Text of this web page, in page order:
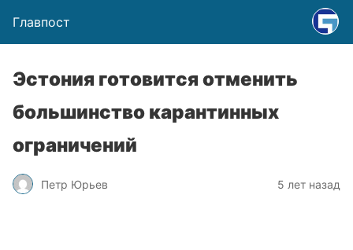
Главпост
Эстония готовится отменить
большинство карантинных
ограничений
Петр Юрьев 5 лет назад